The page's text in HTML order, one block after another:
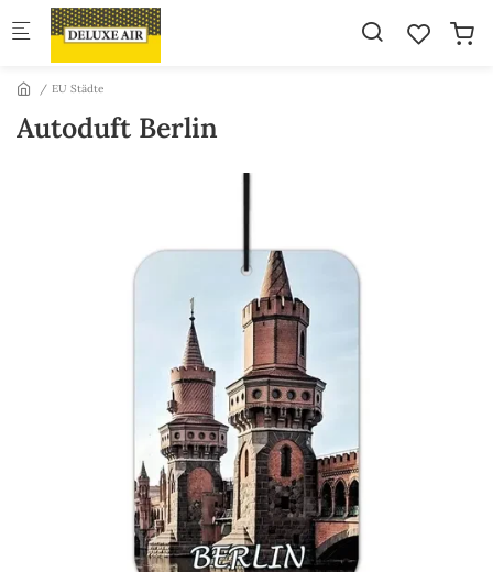
Skip to main content
EU Städte
Autoduft Berlin